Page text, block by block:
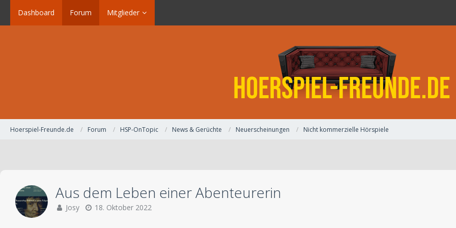
Dashboard Forum Mitglieder
Hoerspiel-Freunde.de Forum HSP-OnTopic News & Gerüchte Neuerscheinungen Nicht kommerzielle Hörspiele
Aus dem Leben einer Abenteurerin
Josy 18. Oktober 2022